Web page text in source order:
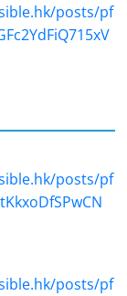
posts/pf
posts/pf
posts/pf